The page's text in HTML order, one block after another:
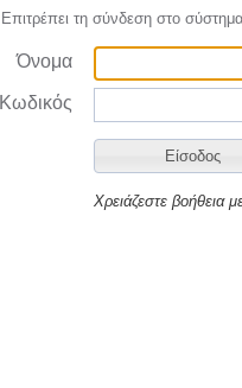
Επιτρέπει τη σύνδεση στο
Όνομα
Κωδικός
Χρειάζεστε βοήθεια